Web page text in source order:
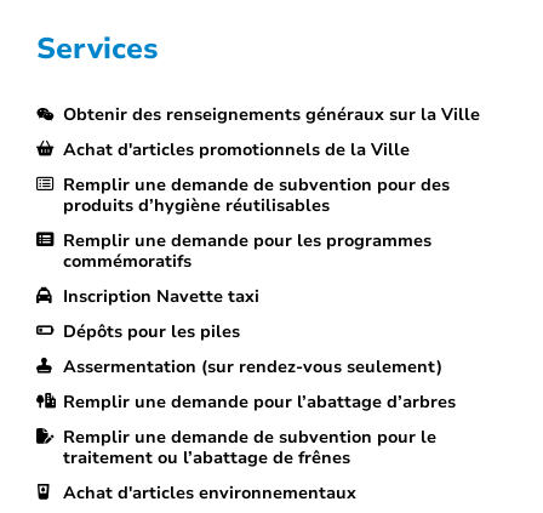
Services
Obtenir des renseignements généraux sur la Ville
Achat d'articles promotionnels de la Ville
Remplir une demande de subvention pour des
produits d’hygiène réutilisables
Remplir une demande pour les programmes
commémoratifs
Inscription Navette taxi
Dépôts pour les piles
Assermentation (sur rendez-vous seulement)
Remplir une demande pour l’abattage d’arbres
Remplir une demande de subvention pour le
traitement ou l’abattage de frênes
Achat d'articles environnementaux